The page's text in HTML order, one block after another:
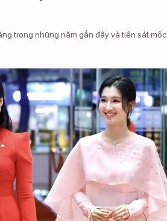
trong những năm gần đây và tiến sát mốc